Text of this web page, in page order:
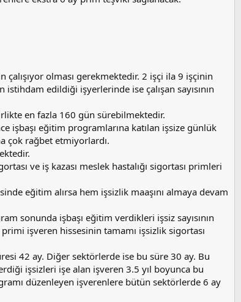
olması gerekmektedir. 2 işçi ila 9 işçinin
edildiği işyerlerinde ise çalışan sayısının
en fazla 160 gün sürebilmektedir.
işbaşı eğitim programlarına katılan işsize günlük
çok rağbet etmiyorlardı.
ve iş kazası meslek hastalığı sigortası primleri
eğitim alırsa hem işsizlik maaşını almaya devam
sonunda işbaşı eğitim verdikleri işsiz sayısının
işveren hissesinin tamamı işsizlik sigortası
42 ay. Diğer sektörlerde ise bu süre 30 ay. Bu
işsizleri işe alan işveren 3.5 yıl boyunca bu
düzenleyen işverenlere bütün sektörlerde 6 ay